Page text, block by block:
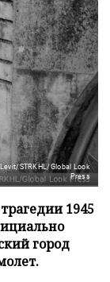
STRKHL/Global Look
Press
1945
город